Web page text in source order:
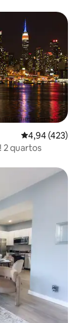
4,94 de uma
4,94 (423)
2 quartos